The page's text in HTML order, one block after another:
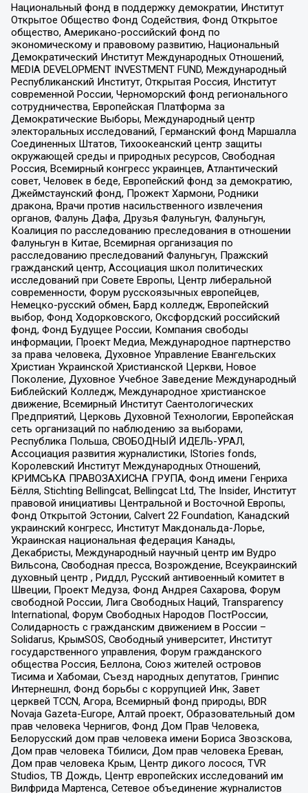
Национальный фонд в поддержку демократии, Институт
Открытое Общество Фонд Содействия, Фонд Открытое
общество, Американо-российский фонд по
экономическому и правовому развитию, Национальный
Демократический Институт Международных Отношений,
MEDIA DEVELOPMENT INVESTMENT FUND, Международный
Республиканский Институт, Открытая Россия, Институт
современной России, Черноморский фонд регионального
сотрудничества, Европейская Платформа за
Демократические Выборы, Международный центр
электоральных исследований, Германский фонд Маршалла
Соединенных Штатов, Тихоокеанский центр защиты
окружающей среды и природных ресурсов, Свободная
Россия, Всемирный конгресс украинцев, Атлантический
совет, Человек в беде, Европейский фонд за демократию,
Джеймстаунский фонд, Прожект Хармони, Родники
дракона, Врачи против насильственного извлечения
органов, Фалунь Дафа, Друзья Фалуньгун, Фалуньгун,
Коалиция по расследованию преследования в отношении
Фалуньгун в Китае, Всемирная организация по
расследованию преследований Фалуньгун, Пражский
гражданский центр, Ассоциация школ политических
исследований при Совете Европы, Центр либеральной
современности, Форум русскоязычных европейцев,
Немецко-русский обмен, Бард колледж, Европейский
выбор, Фонд Ходорковского, Оксфордский российский
фонд, Фонд Будущее России, Компания свободы
информации, Проект Медиа, Международное партнерство
за права человека, Духовное Управление Евангельских
Христиан Украинской Христианской Церкви, Новое
Поколение, Духовное Учебное Заведение Международный
Библейский Колледж, Международное христианское
движение, Всемирный Институт Саентологических
Предприятий, Церковь Духовной Технологии, Европейская
сеть организаций по наблюдению за выборами,
Республика Польша, СВОБОДНЫЙ ИДЕЛЬ-УРАЛ,
Ассоциация развития журналистики, IStories fonds,
Королевский Институт Международных Отношений,
КРИМСЬКА ПРАВОЗАХИСНА ГРУПА, Фонд имени Генриха
Бёлля, Stichting Bellingcat, Bellingcat Ltd, The Insider, Институт
правовой инициативы Центральной и Восточной Европы,
Фонд Открытой Эстонии, Calvert 22 Foundation, Канадский
украинский конгресс, Институт Макдональда-Лорье,
Украинская национальная федерация Канады,
Декабристы, Международный научный центр им Вудро
Вильсона, Свободная пресса, Возрождение, Всеукраинский
духовный центр , Риддл, Русский антивоенный комитет в
Швеции, Проект Медуза, Фонд Андрея Сахарова, Форум
свободной России, Лига Свободных Наций, Transparеncy
International, Форум Свободных Народов ПостРоссии,
Солидарность с гражданским движением в России –
Solidarus, КрымSOS, Свободный университет, Институт
государственного управления, Форум гражданского
общества Россия, Беллона, Союз жителей островов
Тисима и Хабомаи, Съезд народных депутатов, Гринпис
Интернешнл, Фонд борьбы с коррупцией Инк, Завет
церквей TCCN, Агора, Всемирный фонд природы, BDR
Novaja Gazeta-Europe, Алтай проект, Образовательный дом
прав человека Чернигов, Фонд Дом Прав Человека,
Белорусский дом прав человека имени Бориса Звозскова,
Дом прав человека Тбилиси, Дом прав человека Ереван,
Дом прав человека Крым, Центр дикого лосося, TVR
Studios, ТВ Дождь, Центр европейских исследований им
Вилфрида Мартенса, Сетевое объединение журналистов